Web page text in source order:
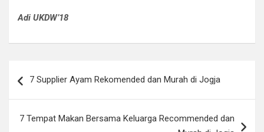
Adi UKDW’18
navigation
7 Supplier Ayam Rekomended dan Murah di Jogja
7 Tempat Makan Bersama Keluarga Recommended dan